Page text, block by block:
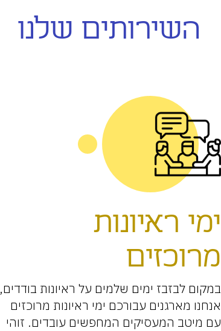
השירותים שלנו
ימי ראיונות
מרוכזים
במקום לבזבז ימים שלמים על ראיונות בודדים,
אנחנו מארגנים עבורכם ימי ראיונות מרוכזים
עם מיטב המעסיקים המחפשים עובדים. זוהי